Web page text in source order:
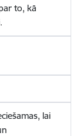
to, kā
lai